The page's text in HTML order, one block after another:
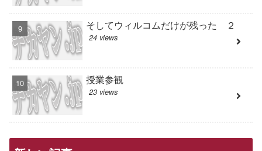
そしてウィルコムだけが残った ２
24 views
授業参観
23 views